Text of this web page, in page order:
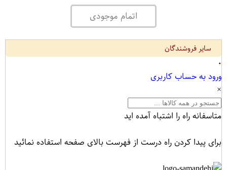
اتمام موجودی
سایر فروشندگان
۰
ورود به حساب کاربری
×
متاسفانه راه را اشتباه آمده اید
برای پیدا کردن راه درست از فهرست بالای صفحه استفاده نمائید